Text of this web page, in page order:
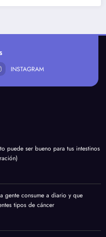
INSTAGRAM
puede ser bueno para tus intestinos
gente consume a diario y que
tipos de cáncer